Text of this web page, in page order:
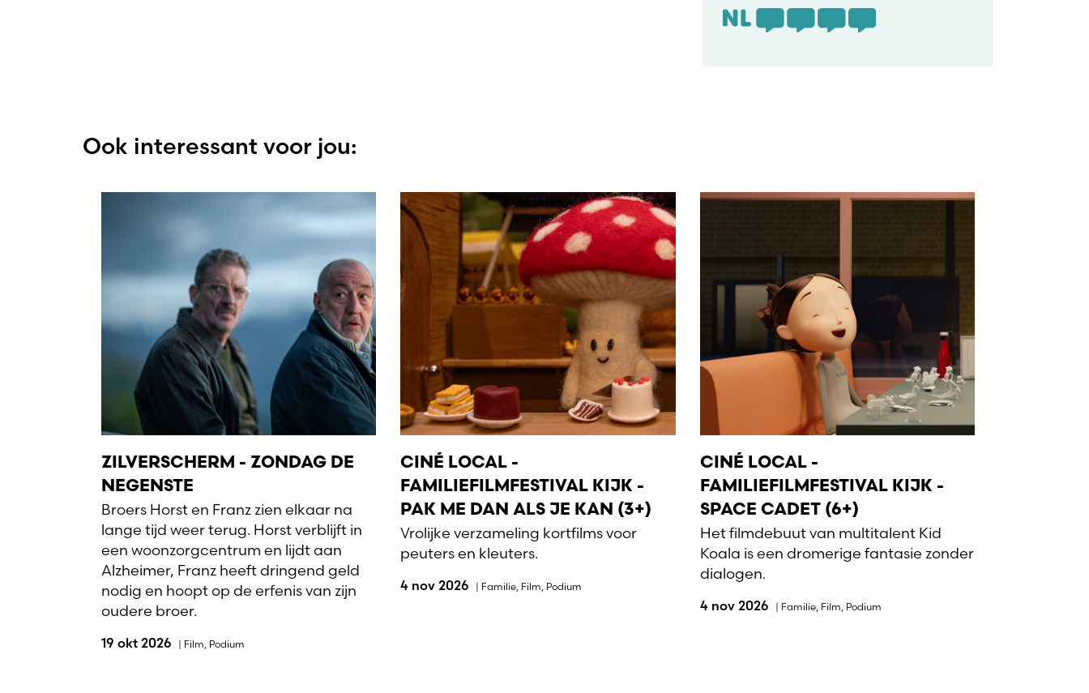
Ook interessant voor jou:
ZILVERSCHERM - ZONDAG DE
NEGENSTE
Broers Horst en Franz zien elkaar na
lange tijd weer terug. Horst verblijft in
een woonzorgcentrum en lijdt aan
Alzheimer, Franz heeft dringend geld
nodig en hoopt op de erfenis van zijn
oudere broer.
19 okt 2026 | Film Podium
CINÉ LOCAL -
FAMILIEFILMFESTIVAL KIJK -
PAK ME DAN ALS JE KAN (3+)
Vrolijke verzameling kortfilms voor
peuters en kleuters.
4 nov 2026 | Familie Film Podium
CINÉ LOCAL -
FAMILIEFILMFESTIVAL KIJK -
SPACE CADET (6+)
Het filmdebuut van multitalent Kid
Koala is een dromerige fantasie zonder
dialogen.
4 nov 2026 | Familie, Film Podium